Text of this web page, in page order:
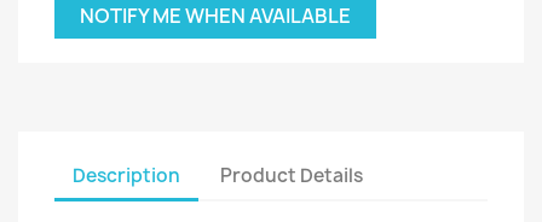
NOTIFY ME WHEN AVAILABLE
Description Product Details